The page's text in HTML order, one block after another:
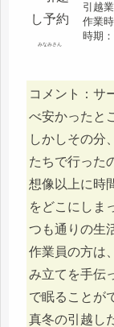
みなみさん
引越業
作業
時期：
コメント：サ
べ安かったと
しかしその分
たちで行った
想像以上に時
をどこにしま
つも通りの生
作業員の方は
み立てを手伝
で眠ることが
真冬の引越し